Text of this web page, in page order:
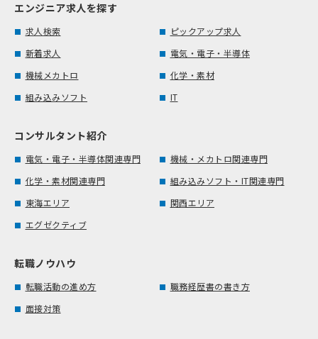
エンジニア求人を探す
求人検索
ピックアップ求人
新着求人
電気・電子・半導体
機械メカトロ
化学・素材
組み込みソフト
IT
コンサルタント紹介
電気・電子・半導体関連専門
機械・メカトロ関連専門
化学・素材関連専門
組み込みソフト・IT関連専門
東海エリア
関西エリア
エグゼクティブ
転職ノウハウ
転職活動の進め方
職務経歴書の書き方
面接対策